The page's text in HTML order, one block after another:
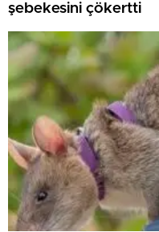
şebekesini çökertti